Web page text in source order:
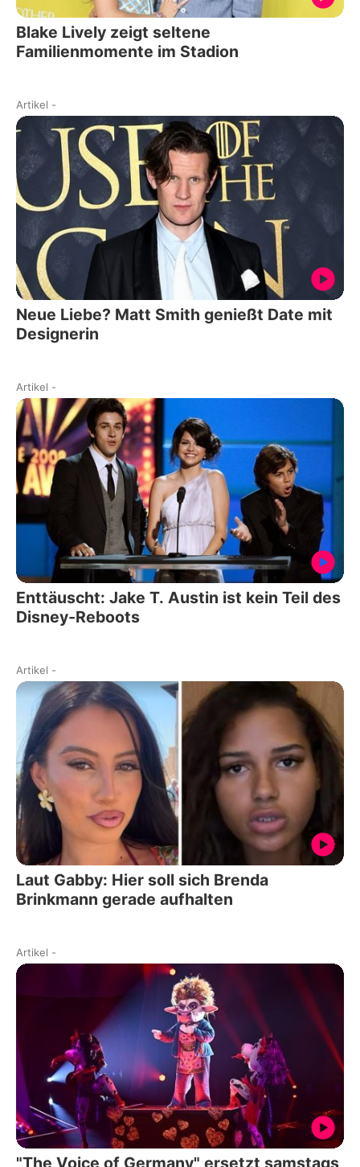
Blake Lively zeigt seltene
Familienmomente im Stadion
Artikel -
Neue Liebe? Matt Smith genießt Date mit
Designerin
Artikel -
Enttäuscht: Jake T. Austin ist kein Teil des
Disney-Reboots
Artikel -
Laut Gabby: Hier soll sich Brenda
Brinkmann gerade aufhalten
Artikel -
"The Voice of Germany" ersetzt samstags